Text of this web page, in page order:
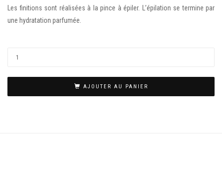
Les finitions sont réalisées à la pince à épiler. L’épilation se termine par
une hydratation parfumée.
AJOUTER AU PANIER